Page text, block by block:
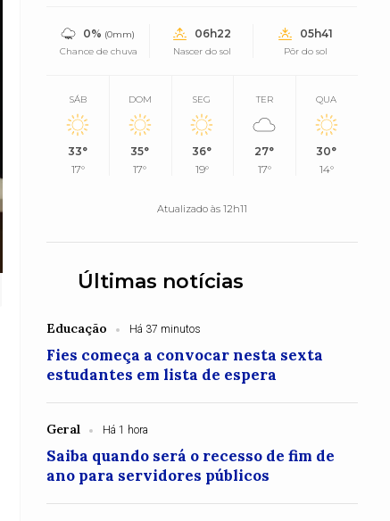
0% (0mm)
Chance de chuva
06h22
Nascer do sol
05h41
Pôr do sol
SÁB
33°
17°
DOM
35°
17°
SEG
36°
19°
TER
27°
17°
QUA
30°
14°
Atualizado às 12h11
Últimas notícias
Educação Há 37 minutos
Fies começa a convocar nesta sexta
estudantes em lista de espera
Geral Há 1 hora
Saiba quando será o recesso de fim de
ano para servidores públicos